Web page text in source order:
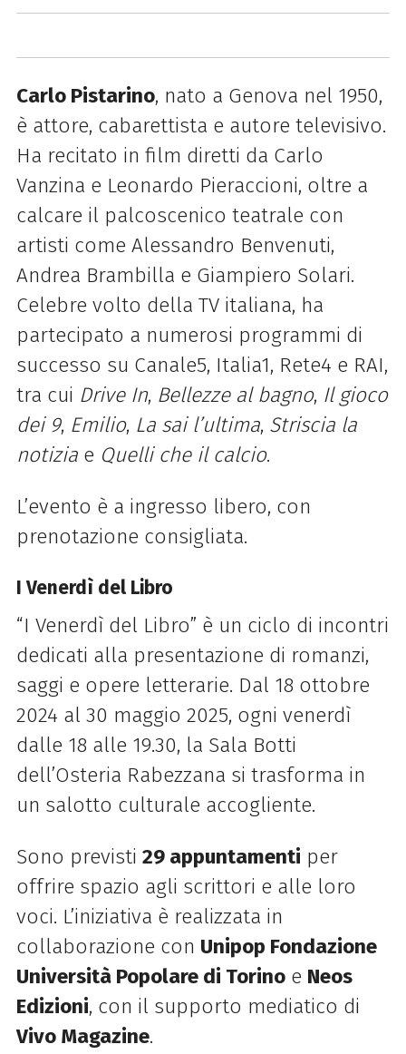
Carlo Pistarino, nato a Genova nel 1950,
è attore, cabarettista e autore televisivo.
Ha recitato in film diretti da Carlo
Vanzina e Leonardo Pieraccioni, oltre a
calcare il palcoscenico teatrale con
artisti come Alessandro Benvenuti,
Andrea Brambilla e Giampiero Solari.
Celebre volto della TV italiana, ha
partecipato a numerosi programmi di
successo su Canale5, Italia1, Rete4 e RAI,
tra cui Drive In, Bellezze al bagno, Il gioco
dei 9, Emilio, La sai l’ultima, Striscia la
notiziae Quelli che il calcio.
L’evento è a ingresso libero, con
prenotazione consigliata.
I Venerdì del Libro
“I Venerdì del Libro” è un ciclo di incontri
dedicati alla presentazione di romanzi,
saggi e opere letterarie. Dal 18 ottobre
2024 al 30 maggio 2025, ogni venerdì
dalle 18 alle 19.30, la Sala Botti
dell’Osteria Rabezzana si trasforma in
un salotto culturale accogliente.
Sono previsti 29 appuntamenti per
offrire spazio agli scrittori e alle loro
voci. L’iniziativa è realizzata in
collaborazione con Unipop Fondazione
Università Popolare di Torinoe Neos
Edizioni, con il supporto mediatico di
Vivo Magazine.